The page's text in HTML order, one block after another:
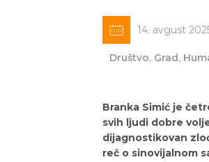
14. avgust
Društvo, Grad,
Branka Simić je
svih ljudi dobre
dijagnostikovan
reč o sinovijalnom